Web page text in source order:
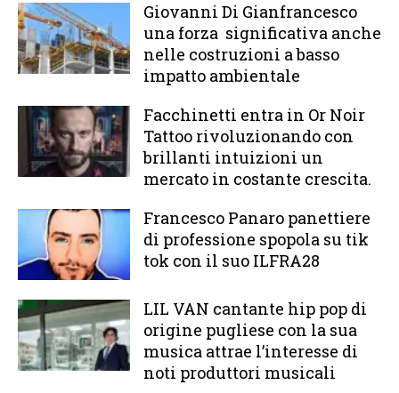
Giovanni Di Gianfrancesco
una forza significativa anche
nelle costruzioni a basso
impatto ambientale
Facchinetti entra in Or Noir
Tattoo rivoluzionando con
brillanti intuizioni un
mercato in costante crescita.
Francesco Panaro panettiere
di professione spopola su tik
tok con il suo ILFRA28
LIL VAN cantante hip pop di
origine pugliese con la sua
musica attrae l’interesse di
noti produttori musicali